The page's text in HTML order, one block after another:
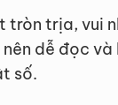
tròn trịa, vui
dễ đọc
số.